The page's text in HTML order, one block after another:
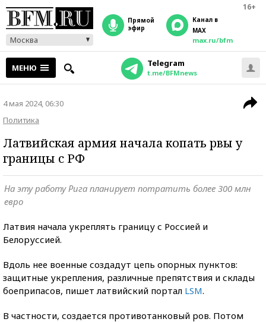
16+
Москва
прямой
эфир
Канал в
MAX
max.ru/bfm
МЕНЮ Telegram
t.me/BFMnews
4 мая 2024, 06:30
Политика
Латвийская армия начала копать рвы у
границы с РФ
На эту работу Рига планирует потратить более 300 млн
евро
Латвия начала укреплять границу с Россией и
Белоруссией.
Вдоль нее военные создадут цепь опорных пунктов:
защитные укрепления, различные препятствия и склады
боеприпасов, пишет латвийский портал LSM.
В частности, создается противотанковый ров. Потом